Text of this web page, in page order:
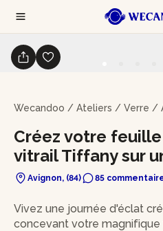
Wecandoo / Ateliers / Verre /
Créez votre
vitrail Tiffany sur
Avignon, (84) 85
En bref
Vivez une journée d'éclat
concevant votre magnifique